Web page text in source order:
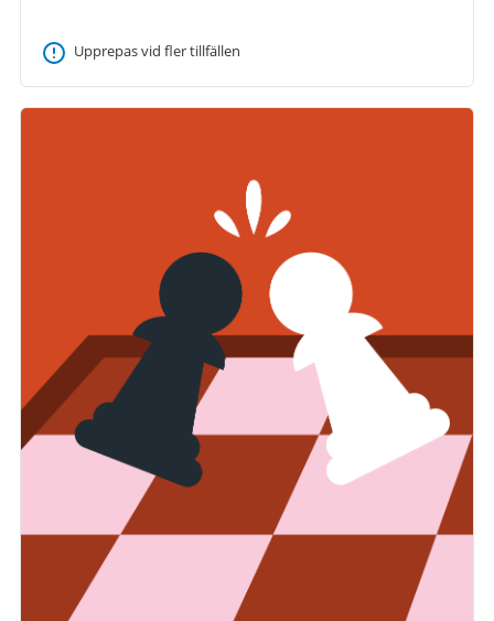
Upprepas vid fler tillfällen